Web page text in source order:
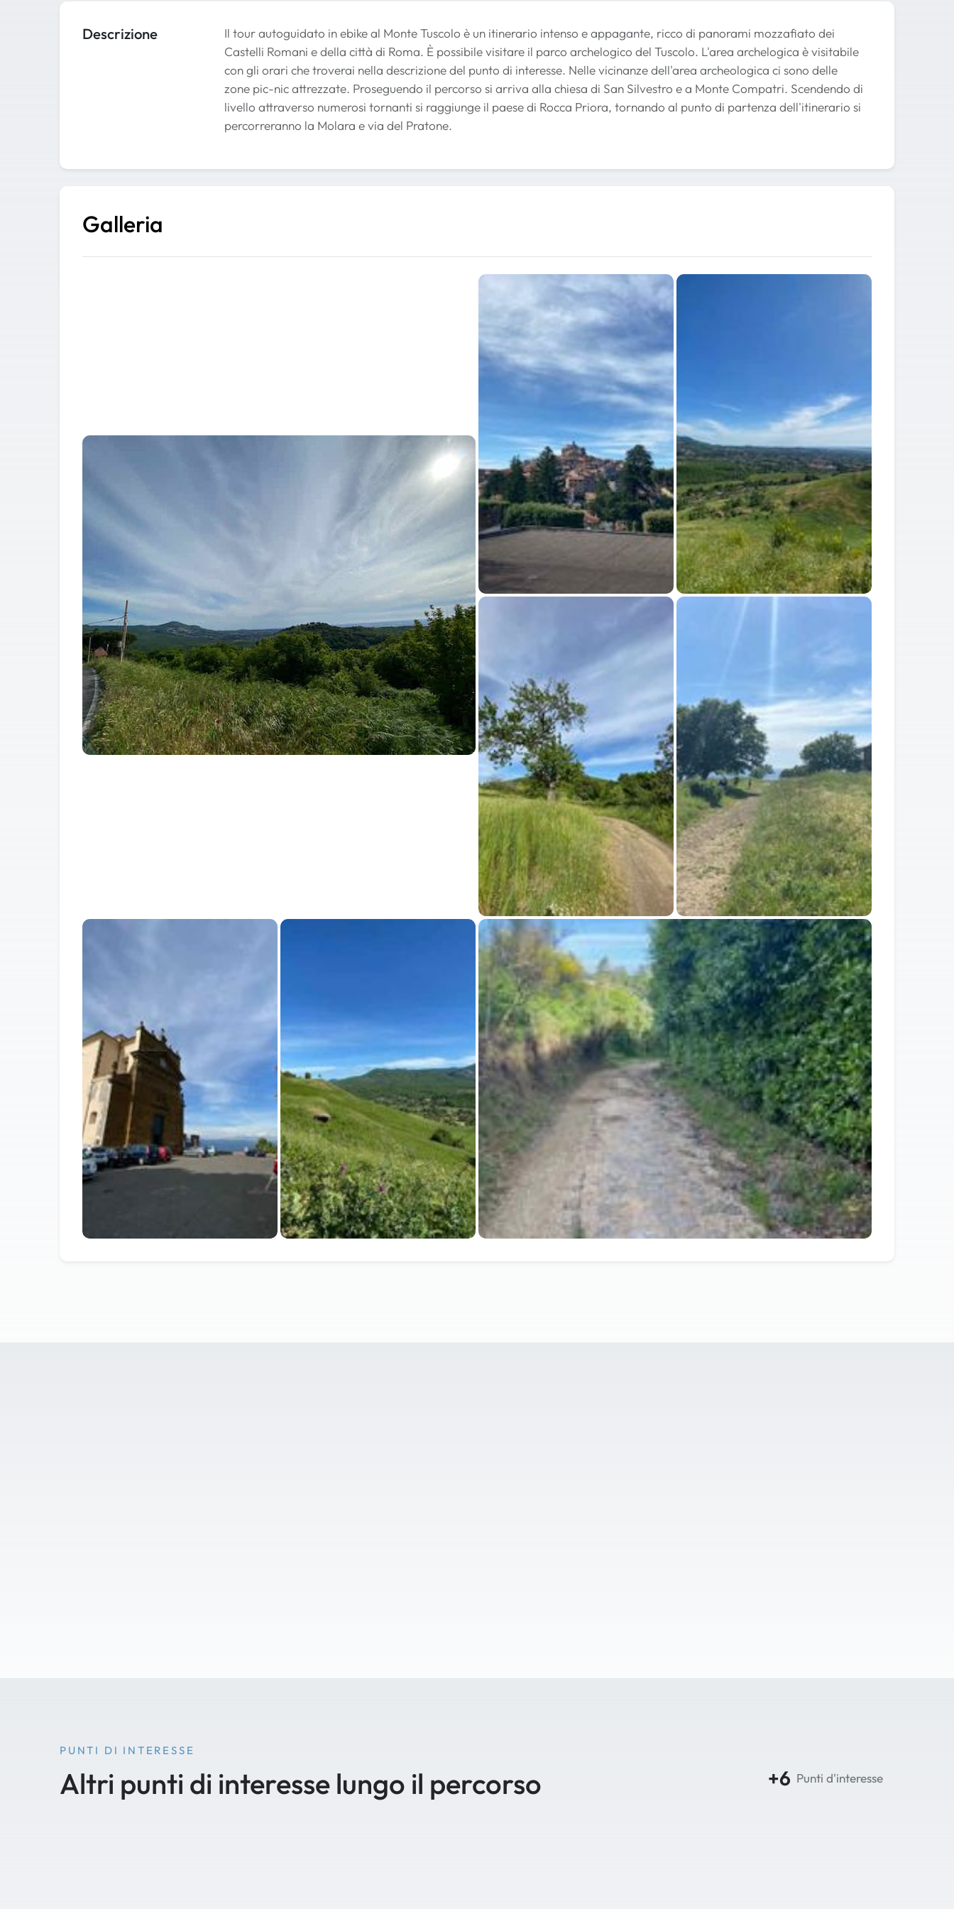
Descrizione
Il tour autoguidato in ebike al Monte Tuscolo è un itinerario intenso e appagante, ricco di panorami mozzafiato dei
Castelli Romani e della città di Roma. È possibile visitare il parco archelogico del Tuscolo. L'area archelogica è visitabile
con gli orari che troverai nella descrizione del punto di interesse. Nelle vicinanze dell'area archeologica ci sono delle
zone pic-nic attrezzate. Proseguendo il percorso si arriva alla chiesa di San Silvestro e a Monte Compatri. Scendendo di
livello attraverso numerosi tornanti si raggiunge il paese di Rocca Priora, tornando al punto di partenza dell'itinerario si
percorreranno la Molara e via del Pratone.
Galleria
PUNTI DI INTERESSE
Altri punti di interesse lungo il percorso +6 Punti d'interesse